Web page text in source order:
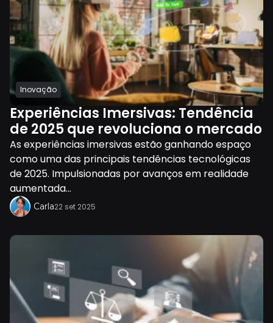
Inovação
Experiências Imersivas: Tendência
de 2025 que revoluciona o mercado
As experiências imersivas estão ganhando espaço
como uma das principais tendências tecnológicas
de 2025. Impulsionadas por avanços em realidade
aumentada...
Carla22 set 2025